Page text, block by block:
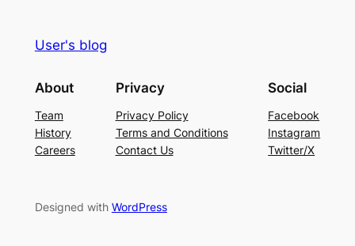
User's blog
About
Team
History
Careers
Privacy
Privacy Policy
Terms and Conditions
Contact Us
Social
Facebook
Instagram
Twitter/X
Designed with WordPress